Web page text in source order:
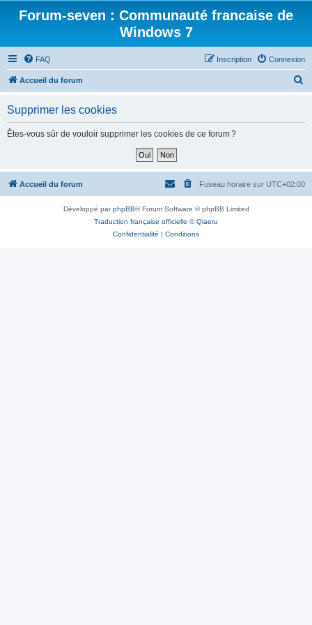
Forum-seven : Communauté francaise de
Windows 7
FAQ Connexion
Inscription
Accueil du forum
h
Supprimer les cookies
Êtes-vous sûr de vouloir supprimer les cookies de ce forum ?
Accueil du forum Fuseau horaire sur UTC+02:00
Développé parphpBB® Forum Software © phpBB Limited
Traduction française officielle ©Qiaeru
Confidentialité | Conditions